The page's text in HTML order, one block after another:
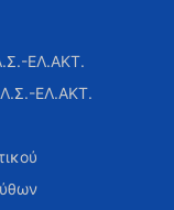
ΕΛ.ΑΚΤ.
Λ.Σ.-ΕΛ.ΑΚΤ.